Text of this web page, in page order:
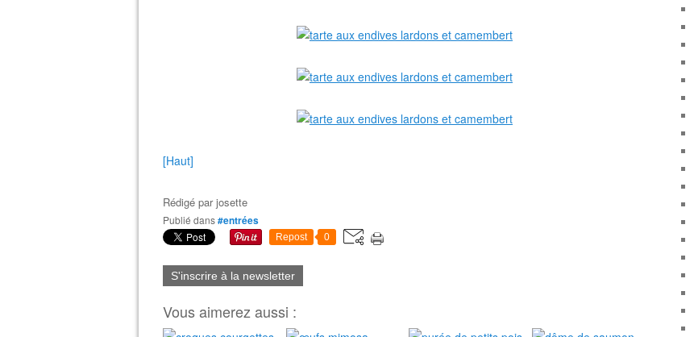
[Haut]
Rédigé parjosette
Publié dans#entrées
Repost 0
S'inscrire à la newsletter
Vous aimerez aussi :